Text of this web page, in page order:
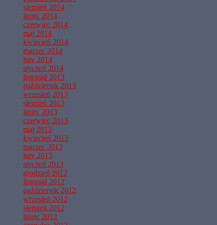
sierpień 2014
lipiec 2014
czerwiec 2014
maj 2014
kwiecień 2014
marzec 2014
luty 2014
styczeń 2014
listopad 2013
październik 2013
wrzesień 2013
sierpień 2013
lipiec 2013
czerwiec 2013
maj 2013
kwiecień 2013
marzec 2013
luty 2013
styczeń 2013
grudzień 2012
listopad 2012
październik 2012
wrzesień 2012
sierpień 2012
lipiec 2012